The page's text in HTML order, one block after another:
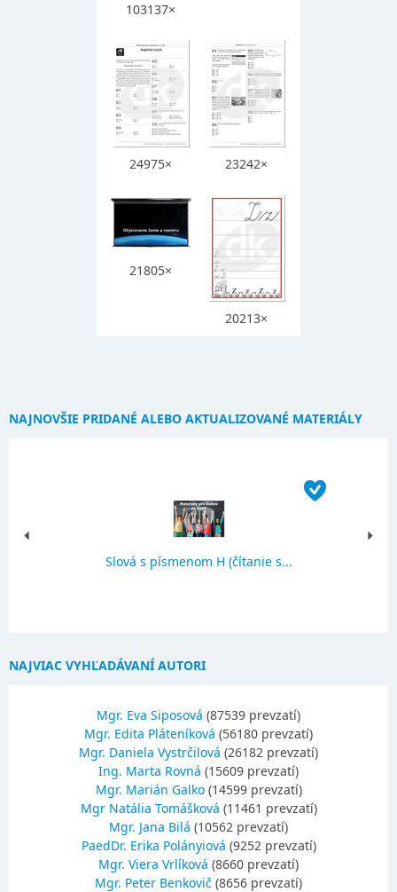
103137×
24975× 23242×
21805×
20213×
NAJNOVŠIE PRIDANÉ ALEBO AKTUALIZOVANÉ MATERIÁLY
Slová s písmenom H (čítanie s...
NAJVIAC VYHĽADÁVANÍ AUTORI
Mgr. Eva Siposová (87539 prevzatí)
Mgr. Edita Pláteníková (56180 prevzatí)
Mgr. Daniela Vystrčilová (26182 prevzatí)
Ing. Marta Rovná (15609 prevzatí)
Mgr. Marián Galko(14599 prevzatí)
Mgr Natália Tomášková (11461 prevzatí)
Mgr. Jana Bilá (10562 prevzatí)
PaedDr. Erika Polányiová (9252 prevzatí)
Mgr. Viera Vrlíková (8660 prevzatí)
Mgr. Peter Benkovič (8656 prevzatí)